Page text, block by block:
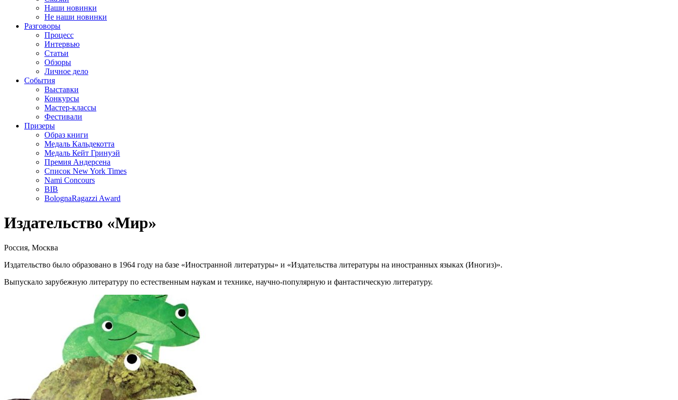
Наши новинки
Не наши новинки
Разговоры
Процесс
Интервью
Статьи
Обзоры
Личное дело
События
Выставки
Конкурсы
Мастер-классы
Фестивали
Призеры
Образ книги
Медаль Кальдекотта
Медаль Кейт Гринуэй
Премия Андерсена
Список New York Times
Nami Concours
BIB
BolognaRagazzi Award
Издательство «Мир»
Россия, Москва
Издательство было образовано в 1964 году на базе «Иностранной литературы» и «Издательства литературы на иностранных языках (Иногиз)».
Выпускало зарубежную литературу по естественным наукам и технике, научно-популярную и фантастическую литературу.